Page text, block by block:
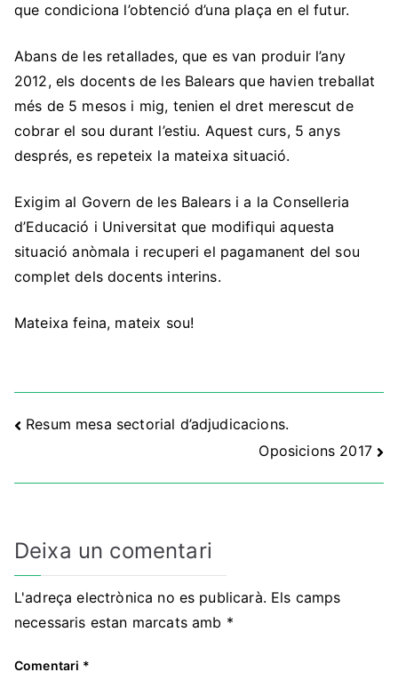
que condiciona l’obtenció d’una plaça en el futur.
Abans de les retallades, que es van produir l’any
2012, els docents de les Balears que havien treballat
més de 5 mesos i mig, tenien el dret merescut de
cobrar el sou durant l’estiu. Aquest curs, 5 anys
després, es repeteix la mateixa situació.
Exigim al Govern de les Balears i a la Conselleria
d’Educació i Universitat que modifiqui aquesta
situació anòmala i recuperi el pagamanent del sou
complet dels docents interins.
Mateixa feina, mateix sou!
Navegació
Resum mesa sectorial d’adjudicacions.
Oposicions 2017
Deixa un comentari
L'adreça electrònica no es publicarà. Els camps
necessaris estan marcats amb *
Comentari *